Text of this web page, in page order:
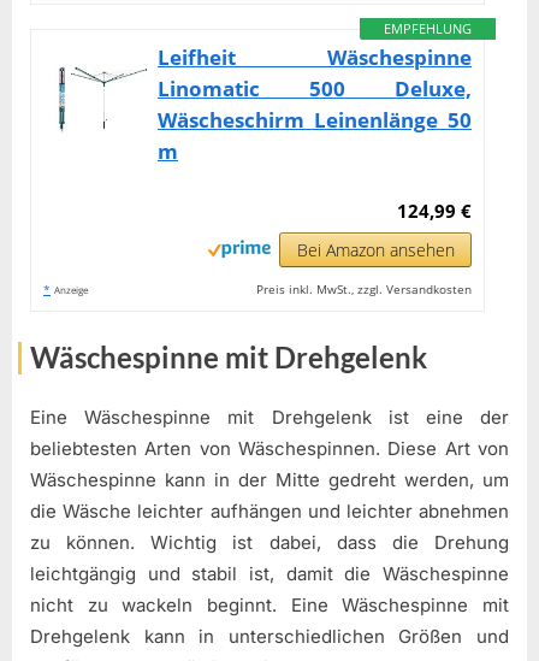
EMPFEHLUNG
Leifheit Wäschespinne
Linomatic 500 Deluxe,
Wäscheschirm Leinenlänge 50
m
124,99 €
Bei Amazon ansehen
* Anzeige Preis inkl. MwSt., zzgl. Versandkosten
Wäschespinne mit Drehgelenk
Eine Wäschespinne mit Drehgelenk ist eine der
beliebtesten Arten von Wäschespinnen. Diese Art von
Wäschespinne kann in der Mitte gedreht werden, um
die Wäsche leichter aufhängen und leichter abnehmen
zu können. Wichtig ist dabei, dass die Drehung
leichtgängig und stabil ist, damit die Wäschespinne
nicht zu wackeln beginnt. Eine Wäschespinne mit
Drehgelenk kann in unterschiedlichen Größen und